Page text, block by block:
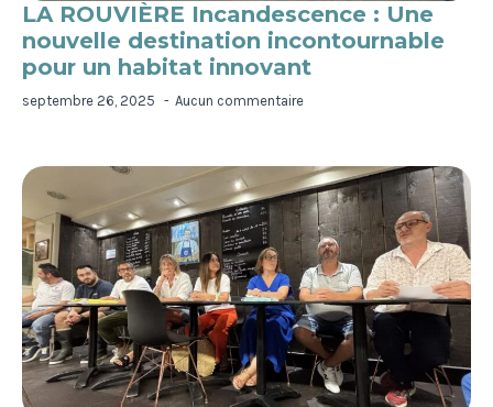
LA ROUVIÈRE Incandescence : Une
nouvelle destination incontournable
pour un habitat innovant
septembre 26, 2025 Aucun commentaire